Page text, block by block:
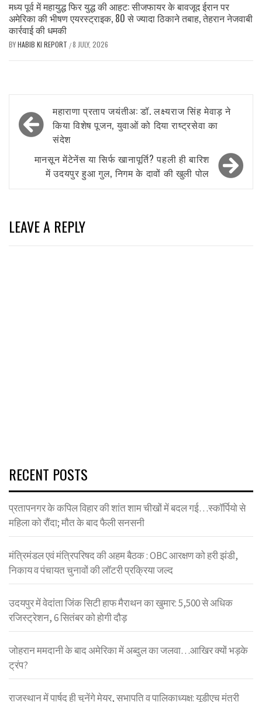
मध्य पूर्व में महायुद्ध फिर युद्ध की आहट: सीजफायर के बावजूद ईरान पर
अमेरिका की भीषण एयरस्ट्राइक, 80 से ज्यादा ठिकाने तबाह, तेहरान नेजवाबी
कार्रवाई की धमकी
BYHABIB KI REPORT /8 JULY, 2026
Post
navigation
महाराणा प्रताप जयंतीअ: डॉ. लक्ष्यराज सिंह मेवाड़ ने
किया विशेष पूजन, युवाओं को दिया राष्ट्रसेवा का
संदेश
मानसून मेंटेनेंस या सिर्फ खानापूर्ति? पहली ही बारिश
में उदयपुर हुआ गुल, निगम के दावों की खुली पोल
LEAVE A REPLY
RECENT POSTS
प्रतापनगर के कपिल विहार की शांत शाम चीखों में बदल गई…स्कॉर्पियो से
महिला को रौंदा; मौत के बाद फैली सनसनी
मंत्रिमंडल एवं मंत्रिपरिषद की अहम बैठक : OBC आरक्षण को हरी झंडी,
निकाय व पंचायत चुनावों की लॉटरी प्रक्रिया जल्द
उदयपुर में वेदांता जिंक सिटी हाफ मैराथन का खुमार: 5,500 से अधिक
रजिस्ट्रेशन, 6 सितंबर को होगी दौड़
जोहरान ममदानी के बाद अमेरिका में अब्दुल का जलवा…आखिर क्यों भड़के
ट्रंप?
राजस्थान में पार्षद ही चुनेंगे मेयर, सभापति व पालिकाध्यक्ष: यूडीएच मंत्री